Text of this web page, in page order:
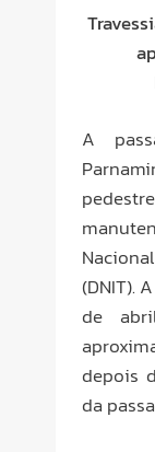
A
(DNIT).
de
depois
da